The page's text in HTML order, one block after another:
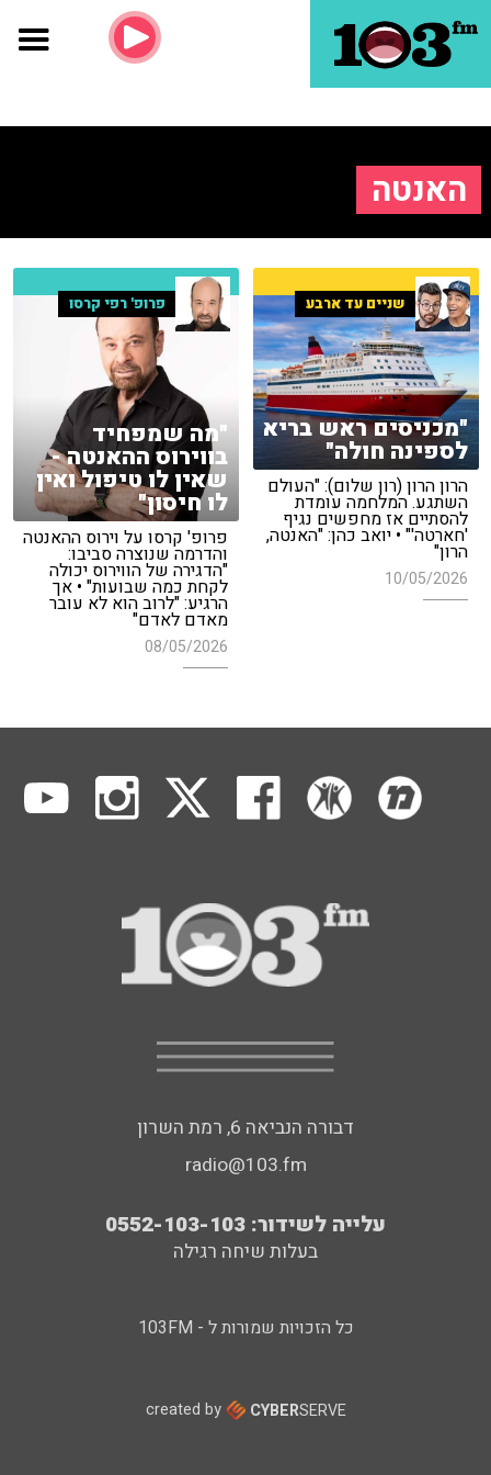
האנטה
שניים עד ארבע
"מכניסים ראש בריא
לספינה חולה"
הרון הרון (רון שלום): "העולם
השתגע. המלחמה עומדת
להסתיים אז מחפשים נגיף
'חארטה'" • יואב כהן: "האנטה,
הרון"
10/05/2026
פרופ' רפי קרסו
"מה שמפחיד
בווירוס ההאנטה -
שאין לו טיפול ואין
לו חיסון"
פרופ' קרסו על וירוס ההאנטה
והדרמה שנוצרה סביבו:
"הדגירה של הווירוס יכולה
לקחת כמה שבועות" • אך
הרגיע: "לרוב הוא לא עובר
מאדם לאדם"
08/05/2026
דבורה הנביאה 6, רמת השרון
radio@103.fm
עלייה לשידור: 0552-103-103
בעלות שיחה רגילה
כל הזכויות שמורות ל - 103FM
created by CYBERSERVE